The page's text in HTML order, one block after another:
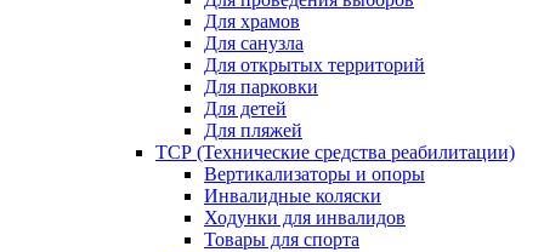
Для храмов
Для санузла
Для открытых территорий
Для парковки
Для детей
Для пляжей
ТСР (Технические средства реабилитации)
Вертикализаторы и опоры
Инвалидные коляски
Ходунки для инвалидов
Товары для спорта